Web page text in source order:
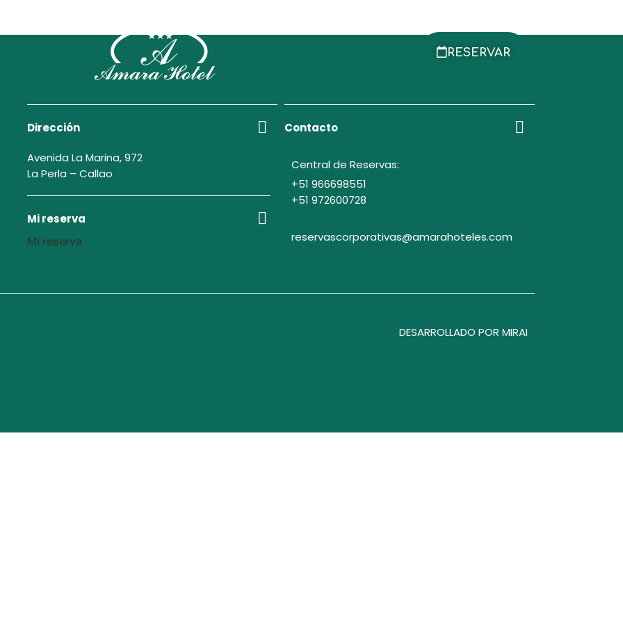
RESERVAR
Dirección
Avenida La Marina, 972
La Perla – Callao
Mi reserva
Mi reserva
Contacto
Central de Reservas:
+51 966698551
+51 972600728
reservascorporativas@amarahoteles.com
DESARROLLADO POR MIRAI